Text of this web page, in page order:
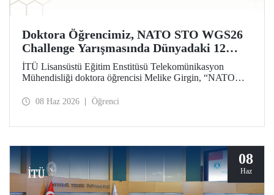
Doktora Öğrencimiz, NATO STO WGS26
Challenge Yarışmasında Dünyadaki 12
Finalist Arasında!
İTÜ Lisansüstü Eğitim Enstitüsü Telekomünikasyon
Mühendisliği doktora öğrencisi Melike Girgin, “NATO
Challenge” yarışmasında finalist olmaya hak kazandı.
08 Haz 2026 Öğrenci
08
Haz